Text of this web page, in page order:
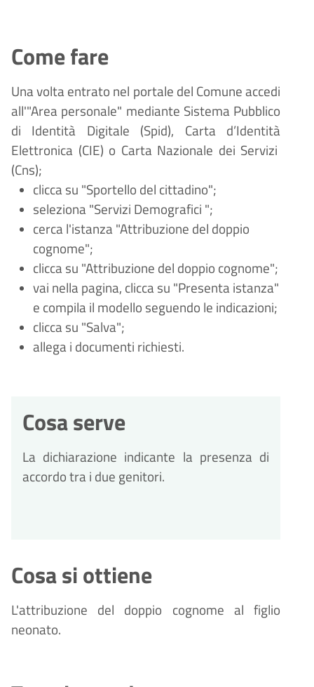
Come fare
Una volta entrato nel portale del Comune accedi
all'"Area personale" mediante Sistema Pubblico
di Identità Digitale (Spid), Carta d’Identità
Elettronica (CIE) o Carta Nazionale dei Servizi
(Cns);
clicca su "Sportello del cittadino";
seleziona "Servizi Demografici ";
cerca l'istanza "Attribuzione del doppio
cognome";
clicca su "Attribuzione del doppio cognome";
vai nella pagina, clicca su "Presenta istanza"
e compila il modello seguendo le indicazioni;
clicca su "Salva";
allega i documenti richiesti.
Cosa serve
La dichiarazione indicante la presenza di
accordo tra i due genitori.
Cosa si ottiene
L'attribuzione del doppio cognome al figlio
neonato.